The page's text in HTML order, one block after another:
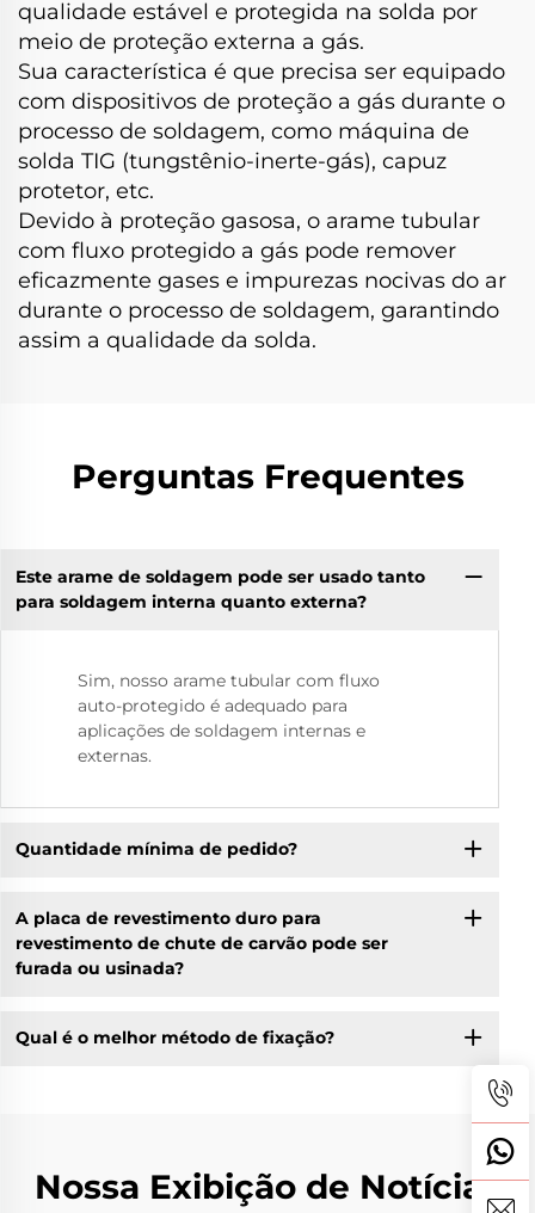
qualidade estável e protegida na solda por
meio de proteção externa a gás.
Sua característica é que precisa ser equipado
com dispositivos de proteção a gás durante o
processo de soldagem, como máquina de
solda TIG (tungstênio-inerte-gás), capuz
protetor, etc.
Devido à proteção gasosa, o arame tubular
com fluxo protegido a gás pode remover
eficazmente gases e impurezas nocivas do ar
durante o processo de soldagem, garantindo
assim a qualidade da solda.
Perguntas Frequentes
Este arame de soldagem pode ser usado tanto
para soldagem interna quanto externa?
Sim, nosso arame tubular com fluxo
auto-protegido é adequado para
aplicações de soldagem internas e
externas.
Quantidade mínima de pedido?
A placa de revestimento duro para
revestimento de chute de carvão pode ser
furada ou usinada?
Qual é o melhor método de fixação?
Nossa Exibição de Notícias